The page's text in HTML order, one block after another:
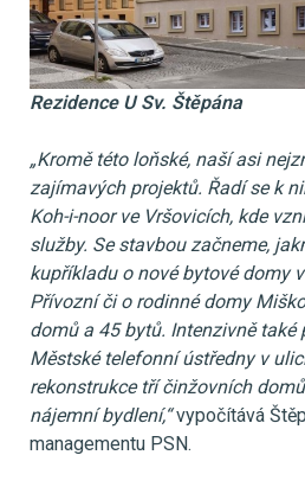
Rezidence U Sv. Štěpána
„Kromě této loňské, naší asi
zajímavých projektů. Řadí se k
Koh-i-noor ve Vršovicích, kde
služby. Se stavbou začneme,
kupříkladu o nové bytové domy
Přívozní či o rodinné domy
domů a 45 bytů. Intenzivně také
Městské telefonní ústředny v
rekonstrukce tří činžovních
nájemní bydlení,“vypočítává
managementu PSN.